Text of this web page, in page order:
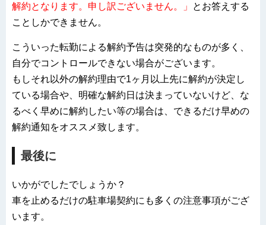
解約となります。申し訳ございません。」
とお答えする
ことしかできません。
こういった転勤による解約予告は突発的なものが多く、
自分でコントロールできない場合がございます。
もしそれ以外の解約理由で1ヶ月以上先に解約が決定し
ている場合や、明確な解約日は決まっていないけど、な
るべく早めに解約したい等の場合は、できるだけ早めの
解約通知をオススメ致します。
最後に
いかがでしたでしょうか？
車を止めるだけの駐車場契約にも多くの注意事項がござ
います。